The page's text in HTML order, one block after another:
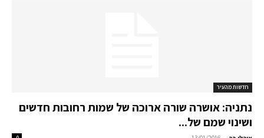
חדשות מהעיר
נתניה: אושרה שורה ארוכה של שמות רחובות חדשים
ושינוי שמם של...